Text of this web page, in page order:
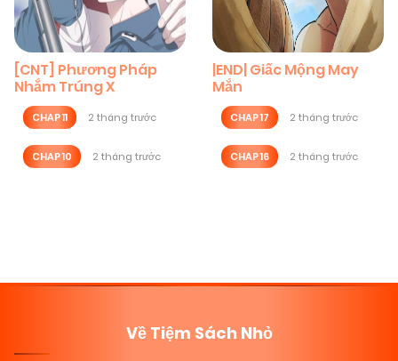
[CNT] Phương Pháp
Nhắm Trúng X
CHAP 11 2 tháng trước
CHAP 10 2 tháng trước
|END| Giấc Mộng May
Mắn
CHAP 17 2 tháng trước
CHAP 16 2 tháng trước
Về Tiệm Sách Nhỏ